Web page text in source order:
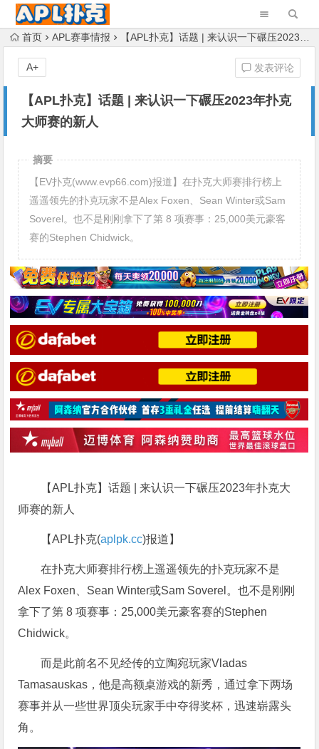
首页 APL赛事情报 【APL扑克】话题 | 来认识一下碾压2023年扑克大师赛的新人
【APL扑克】话题 | 来认识一下碾压2023年扑克
大师赛的新人
发表评论
A+
摘要
【EV扑克(www.evp66.com)报道】在扑克大师赛排行榜上
遥遥领先的扑克玩家不是Alex Foxen、Sean Winter或Sam
Soverel。也不是刚刚拿下了第 8 项赛事：25,000美元豪客
赛的Stephen Chidwick。
【APL扑克】话题 | 来认识一下碾压2023年扑克大
师赛的新人
【APL扑克(aplpk.cc)报道】
在扑克大师赛排行榜上遥遥领先的扑克玩家不是
Alex Foxen、Sean Winter或Sam Soverel。也不是刚刚
拿下了第 8 项赛事：25,000美元豪客赛的Stephen
Chidwick。
而是此前名不见经传的立陶宛玩家Vladas
Tamasauskas，他是高额桌游戏的新秀，通过拿下两场
赛事并从一些世界顶尖玩家手中夺得奖杯，迅速崭露头
角。